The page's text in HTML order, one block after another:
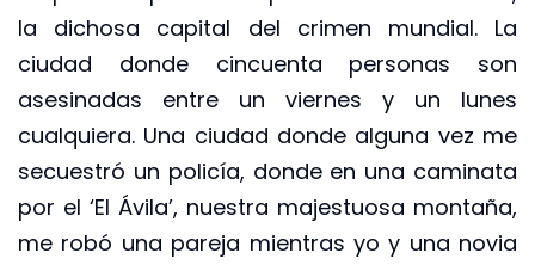
la dichosa capital del crimen mundial. La
ciudad donde cincuenta personas son
asesinadas entre un viernes y un lunes
cualquiera. Una ciudad donde alguna vez me
secuestró un policía, donde en una caminata
por el ‘El Ávila’, nuestra majestuosa montaña,
me robó una pareja mientras yo y una novia